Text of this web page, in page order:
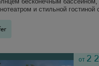
и стильной гостиной
от 2